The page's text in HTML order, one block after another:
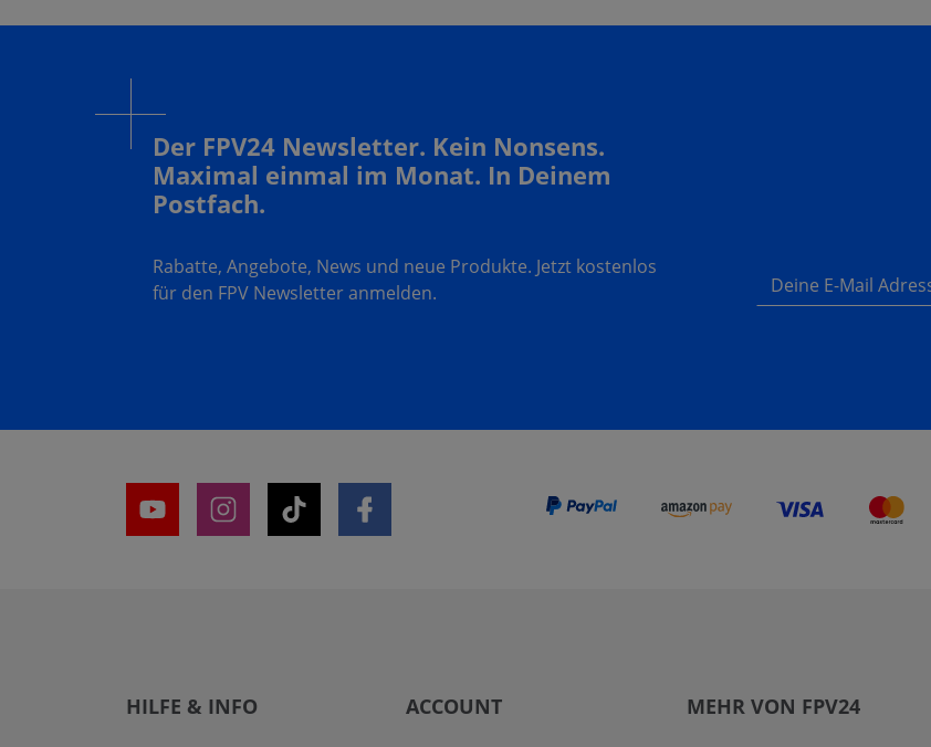
Der FPV24 Newsletter. Kein Nonsens.
Maximal einmal im Monat. In Deinem
Postfach.
Rabatte, Angebote, News und neue Produkte. Jetzt kostenlos
für den FPV Newsletter anmelden.
Deine E-Mail Adresse
HILFE & INFO ACCOUNT MEHR VON FPV24